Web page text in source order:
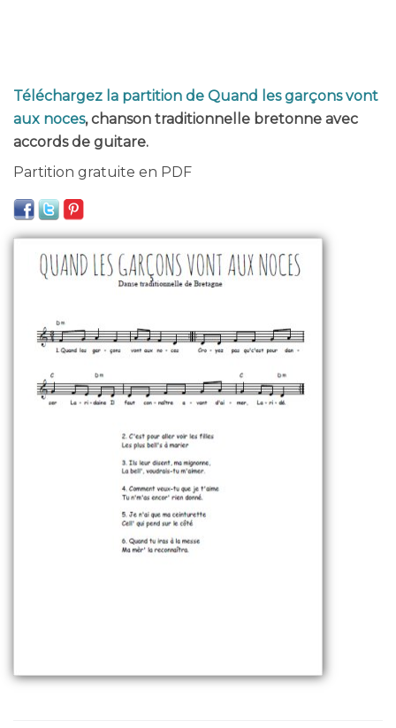
Téléchargez la partition de Quand les garçons vont
aux noces, chanson traditionnelle bretonne avec
accords de guitare.
Partition gratuite en PDF